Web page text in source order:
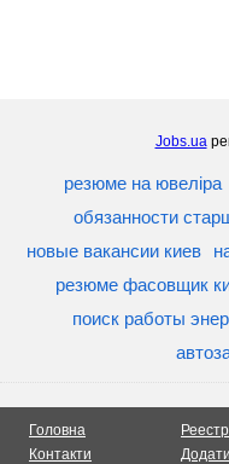
Jobs.ua
резюме на ювеліра
обязанности
новые вакансии киев
резюме фасовщик
поиск работы
Головна
Контакти